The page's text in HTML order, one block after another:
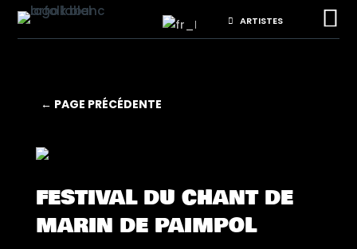
ARTISTES 
← PAGE PRÉCÉDENTE
FESTIVAL DU CHANT DE
MARIN DE PAIMPOL